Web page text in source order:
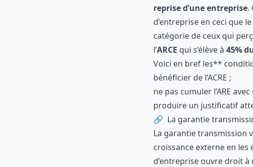
être un travailleur
L’ARE (Allocation
d’entreprise)
L’AREet l’ARCEont
la reprise d’une
d’entreprise en ceci
l’appartenance à la
jusque dans le montant
Voici en bref les**
bénéficier de l’ACRE ;
ne pas cumuler l’ARE
produire un justificatif